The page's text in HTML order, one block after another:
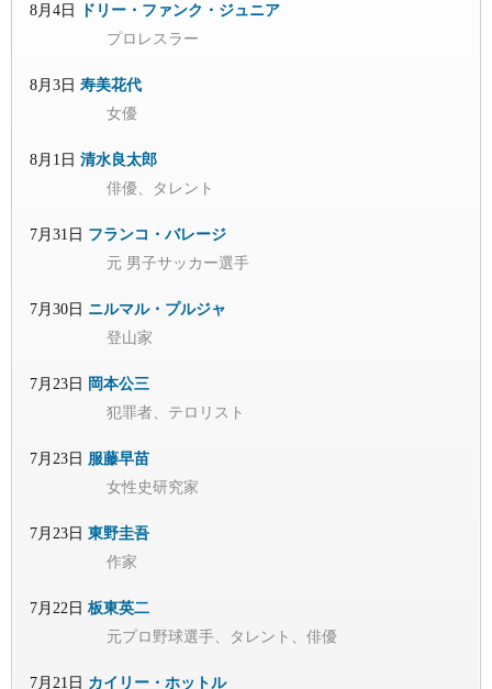
8月4日
ドリー・ファンク・ジュニア
プロレスラー
8月3日 寿美花代
女優
8月1日 清水良太郎
俳優、タレント
7月31日 フランコ・バレージ
元 男子サッカー選手
7月30日 ニルマル・プルジャ
登山家
7月23日 岡本公三
犯罪者、テロリスト
7月23日 服藤早苗
女性史研究家
7月23日 東野圭吾
作家
7月22日 板東英二
元プロ野球選手、タレント、俳優
7月21日 カイリー・ホットル